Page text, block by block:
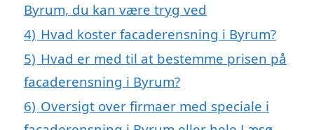
Byrum, du kan være tryg ved
4) Hvad koster facaderensning i Byrum?
5) Hvad er med til at bestemme prisen på
facaderensning i Byrum?
6) Oversigt over firmaer med speciale i